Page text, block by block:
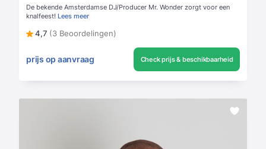
De bekende Amsterdamse DJ/Producer Mr. Wonder zorgt voor een
knalfeest! Lees meer
4,7 (3 Beoordelingen)
prijs op aanvraag Check prijs & beschikbaarheid